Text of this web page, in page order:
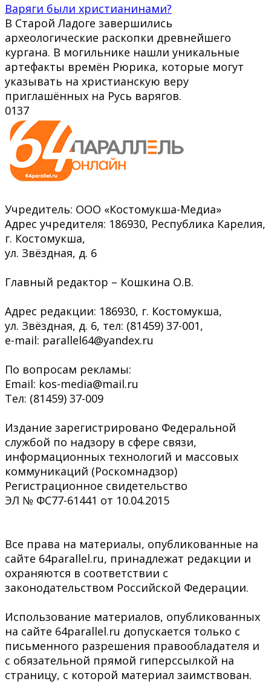
Варяги были христианинами?
В Старой Ладоге завершились
археологические раскопки древнейшего
кургана. В могильнике нашли уникальные
артефакты времён Рюрика, которые могут
указывать на христианскую веру
приглашённых на Русь варягов.
0137
Учредитель: ООО «Костомукша-Медиа»
Адрес учредителя: 186930, Республика Карелия,
г. Костомукша,
ул. Звёздная, д. 6
Главный редактор – Кошкина О.В.
Адрес редакции: 186930, г. Костомукша,
ул. Звёздная, д. 6, тел: (81459) 37-001,
e-mail: parallel64@yandex.ru
По вопросам рекламы:
Email: kos-media@mail.ru
Тел: (81459) 37-009
Издание зарегистрировано Федеральной
службой по надзору в сфере связи,
информационных технологий и массовых
коммуникаций (Роскомнадзор)
Регистрационное свидетельство
ЭЛ № ФС77-61441 от 10.04.2015
Все права на материалы, опубликованные на
сайте 64parallel.ru, принадлежат редакции и
охраняются в соответствии с
законодательством Российской Федерации.
Использование материалов, опубликованных
на сайте 64parallel.ru допускается только с
письменного разрешения правообладателя и
с обязательной прямой гиперссылкой на
страницу, с которой материал заимствован.